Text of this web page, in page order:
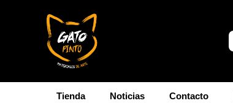
Tienda Noticias Contacto